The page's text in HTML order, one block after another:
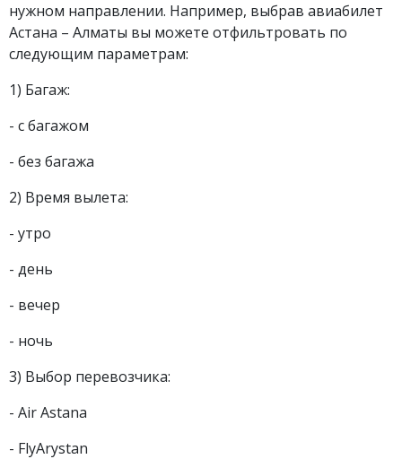
нужном направлении. Например, выбрав авиабилет
Астана – Алматы вы можете отфильтровать по
следующим параметрам:
1) Багаж:
- с багажом
- без багажа
2) Время вылета:
- утро
- день
- вечер
- ночь
3) Выбор перевозчика:
- Air Astana
- FlyArystan